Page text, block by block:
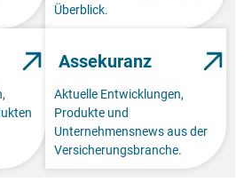
Überblick.
Assekuranz
Aktuelle Entwicklungen,
Produkte und
Unternehmensnews aus der
Versicherungsbranche.